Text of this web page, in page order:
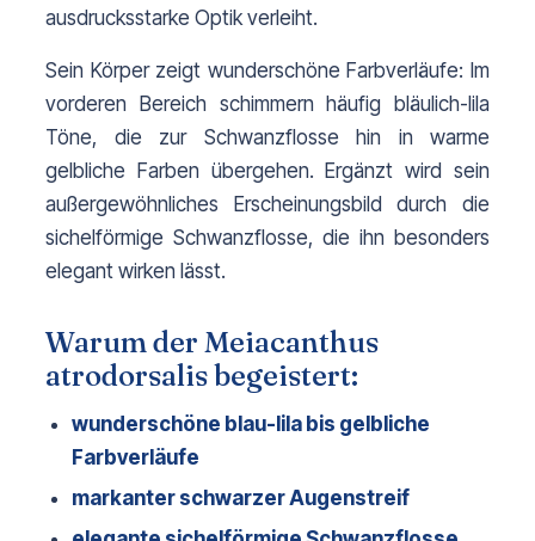
ausdrucksstarke Optik verleiht.
Sein Körper zeigt wunderschöne Farbverläufe: Im
vorderen Bereich schimmern häufig bläulich-lila
Töne, die zur Schwanzflosse hin in warme
gelbliche Farben übergehen. Ergänzt wird sein
außergewöhnliches Erscheinungsbild durch die
sichelförmige Schwanzflosse, die ihn besonders
elegant wirken lässt.
Warum der Meiacanthus
atrodorsalis begeistert:
wunderschöne blau-lila bis gelbliche
Farbverläufe
markanter schwarzer Augenstreif